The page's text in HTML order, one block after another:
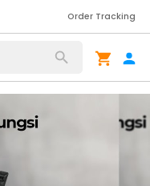
Order Tracking